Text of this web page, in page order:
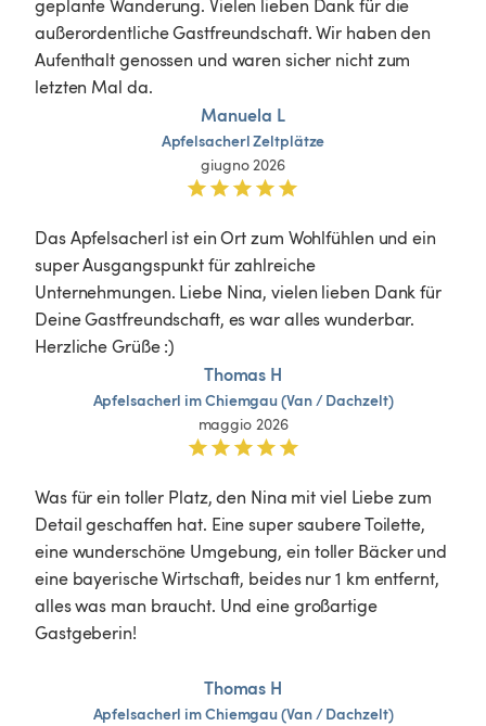
geplante Wanderung. Vielen lieben Dank für die
außerordentliche Gastfreundschaft. Wir haben den
Aufenthalt genossen und waren sicher nicht zum
letzten Mal da.
Manuela L
ApfelsacherlZeltplätze
giugno 2026
Das Apfelsacherl ist ein Ort zum Wohlfühlen und ein
super Ausgangspunkt für zahlreiche
Unternehmungen. Liebe Nina, vielen lieben Dank für
Deine Gastfreundschaft, es war alles wunderbar.
Herzliche Grüße :)
Thomas H
Apfelsacherl imChiemgau(Van / Dachzelt)
maggio 2026
Was für ein toller Platz, den Nina mit viel Liebe zum
Detail geschaffen hat. Eine super saubere Toilette,
eine wunderschöne Umgebung, ein toller Bäcker und
eine bayerische Wirtschaft, beides nur 1 km entfernt,
alles was man braucht. Und eine großartige
Gastgeberin!
Thomas H
Apfelsacherl imChiemgau(Van / Dachzelt)